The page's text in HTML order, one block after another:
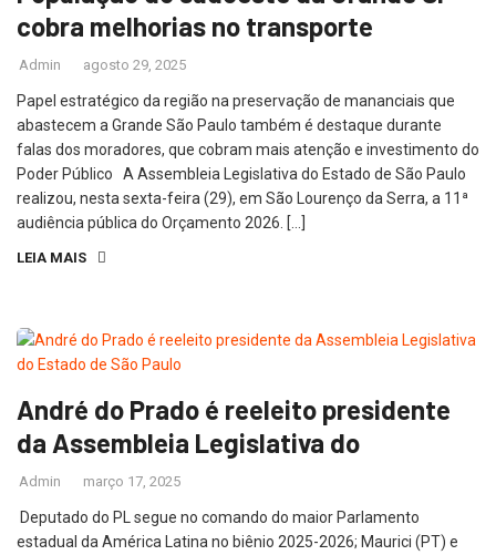
cobra melhorias no transporte
Admin agosto 29, 2025
Papel estratégico da região na preservação de mananciais que
abastecem a Grande São Paulo também é destaque durante
falas dos moradores, que cobram mais atenção e investimento do
Poder Público A Assembleia Legislativa do Estado de São Paulo
realizou, nesta sexta-feira (29), em São Lourenço da Serra, a 11ª
audiência pública do Orçamento 2026. […]
LEIA MAIS
André do Prado é reeleito presidente
da Assembleia Legislativa do
Admin março 17, 2025
Deputado do PL segue no comando do maior Parlamento
estadual da América Latina no biênio 2025-2026; Maurici (PT) e